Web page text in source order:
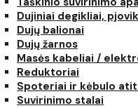
Dujiniai degikliai,
Dujų balionai
Dujų žarnos
Masės kabeliai /
Reduktoriai
Spoteriai ir kėbulo
Suvirinimo stalai